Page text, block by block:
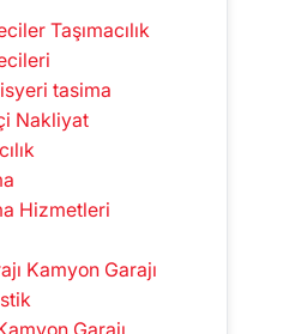
Taşımacılık
tasima
Nakliyat
Hizmetleri
Kamyon Garajı
Garajı